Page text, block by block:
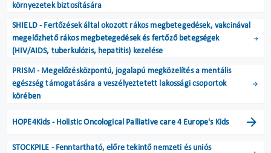
környezetek biztosítására
SHIELD - Fertőzések által okozott rákos megbetegedések, vakcinával
megelőzhető rákos megbetegedések és fertőző betegségek
(HIV/AIDS, tuberkulózis, hepatitis) kezelése
PRISM - Megelőzésközpontú, jogalapú megközelítés a mentális
egészség támogatására a veszélyeztetett lakossági csoportok
körében
HOPE4Kids - Holistic Oncological Palliative care 4 Europe's Kids
STOCKPILE - Fenntartható, előre tekintő nemzeti és uniós